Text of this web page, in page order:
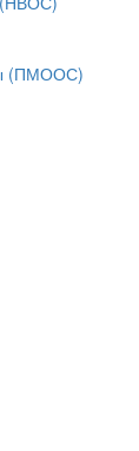
(ПМООС)